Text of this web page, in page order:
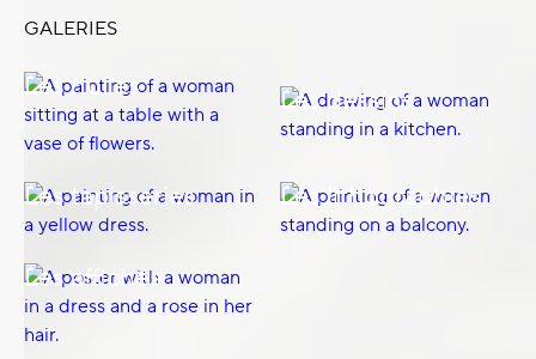
GALERIES
Les huiles Les dessins
Les tapisseries Les lithographies
Les affiches